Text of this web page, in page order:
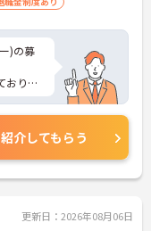
)の募
おりま
で安
ュ休
プを目
くださ
紹介してもらう
更新日：2026年08月06日